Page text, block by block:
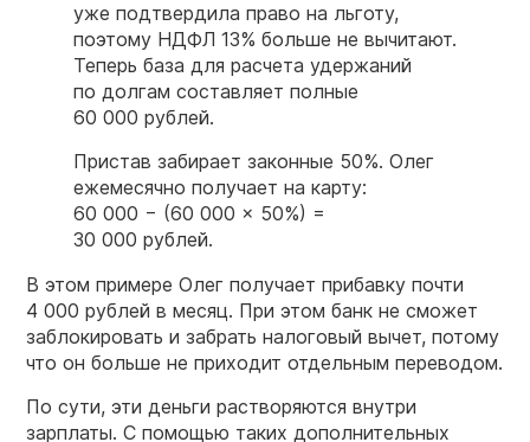
уже подтвердила право на льготу,
поэтому НДФЛ 13% больше не вычитают.
Теперь база для расчета удержаний
по долгам составляет полные
60 000 рублей.
Пристав забирает законные 50%. Олег
ежемесячно получает на карту:
60 000 − (60 000 × 50%) =
30 000 рублей.
В этом примере Олег получает прибавку почти
4 000 рублей в месяц. При этом банк не сможет
заблокировать и забрать налоговый вычет, потому
что он больше не приходит отдельным переводом.
По сути, эти деньги растворяются внутри
зарплаты. С помощью таких дополнительных